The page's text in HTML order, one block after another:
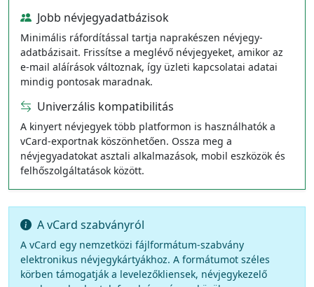
Jobb névjegyadatbázisok
Minimális ráfordítással tartja naprakészen névjegy-
adatbázisait. Frissítse a meglévő névjegyeket, amikor az
e-mail aláírások változnak, így üzleti kapcsolatai adatai
mindig pontosak maradnak.
Univerzális kompatibilitás
A kinyert névjegyek több platformon is használhatók a
vCard-exportnak köszönhetően. Ossza meg a
névjegyadatokat asztali alkalmazások, mobil eszközök és
felhőszolgáltatások között.
A vCard szabványról
A vCard egy nemzetközi fájlformátum-szabvány
elektronikus névjegykártyákhoz. A formátumot széles
körben támogatják a levelezőkliensek, névjegykezelő